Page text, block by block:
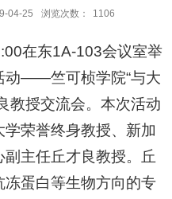
04-25 浏览次数： 1106
在东1A-103会议室举
动――竺可桢学院“与大
教授交流会。本次活动
荣誉终身教授、新加
主任丘才良教授。
丘
蛋白等生物方向的专